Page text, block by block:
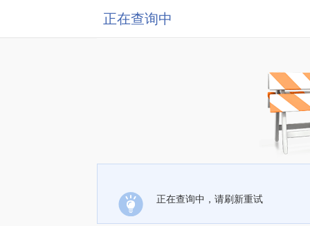
正在查询中
正在查询中，请刷新重试